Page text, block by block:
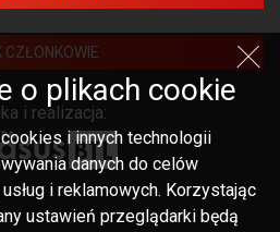
CZŁONKOWIE
i realizacja:
o plikach cookie
i innych technologii
danych do celów
i reklamowych. Korzystając
ustawień przeglądarki będą